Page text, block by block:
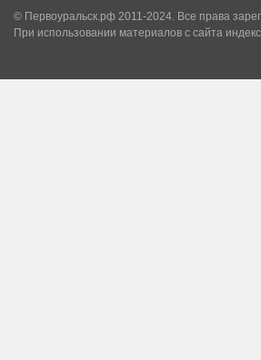
© Первоуральск.рф 2011-2024. Все права
При использовании материалов с сайта